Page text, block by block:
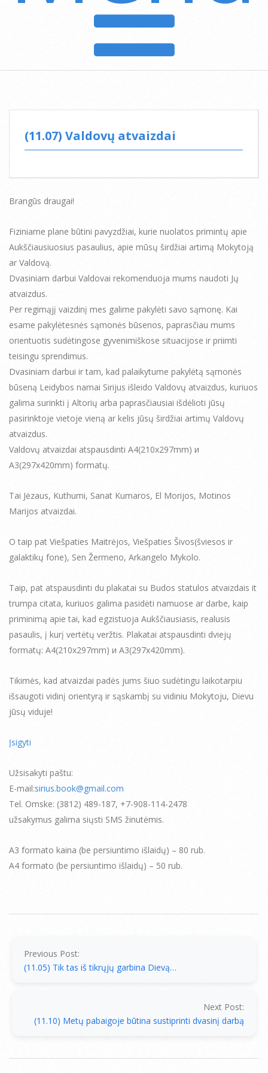
(11.07) Valdovų atvaizdai
Brangūs draugai!
Fiziniame plane būtini pavyzdžiai, kurie nuolatos primintų apie
Aukščiausiuosius pasaulius, apie mūsų širdžiai artimą Mokytoją
ar Valdovą.
Dvasiniam darbui Valdovai rekomenduoja mums naudoti Jų
atvaizdus.
Per regimąjį vaizdinį mes galime pakylėti savo sąmonę. Kai
esame pakylėtesnės sąmonės būsenos, paprasčiau mums
orientuotis sudėtingose gyvenimiškose situacijose ir priimti
teisingu sprendimus.
Dvasiniam darbui ir tam, kad palaikytume pakylėtą sąmonės
būseną Leidybos namai Sirijus išleido Valdovų atvaizdus, kuriuos
galima surinkti į Altorių arba paprasčiausiai išdėlioti jūsų
pasirinktoje vietoje vieną ar kelis jūsų širdžiai artimų Valdovų
atvaizdus.
Valdovų atvaizdai atspausdinti А4(210х297mm) и
А3(297х420mm) formatų.
Tai Jėzaus, Kuthumi, Sanat Kumaros, El Morijos, Motinos
Marijos atvaizdai.
O taip pat Viešpaties Maitrėjos, Viešpaties Šivos(šviesos ir
galaktikų fone), Sen Žermeno, Arkangelo Mykolo.
Taip, pat atspausdinti du plakatai su Budos statulos atvaizdais it
trumpa citata, kuriuos galima pasidėti namuose ar darbe, kaip
priminimą apie tai, kad egzistuoja Aukščiausiasis, realusis
pasaulis, į kurį vertėtų veržtis. Plakatai atspausdinti dviejų
formatų: А4(210х297mm) и А3(297х420mm).
Tikimės, kad atvaizdai padės jums šiuo sudėtingu laikotarpiu
išsaugoti vidinį orientyrą ir sąskambį su vidiniu Mokytoju, Dievu
jūsų viduje!
Įsigyti
Užsisakyti paštu:
E-mail:sirius.book@gmail.com
Tel. Omske: (3812) 489-187, +7-908-114-2478
užsakymus galima siųsti SMS žinutėmis.
А3 formato kaina (be persiuntimo išlaidų) – 80 rub.
А4 formato (be persiuntimo išlaidų) – 50 rub.
Previous Post:
(11.05) Tik tas iš tikrųjų garbina Dievą…
Next Post:
(11.10) Metų pabaigoje būtina sustiprinti dvasinį darbą